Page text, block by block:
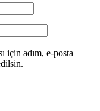
için adım, e-posta